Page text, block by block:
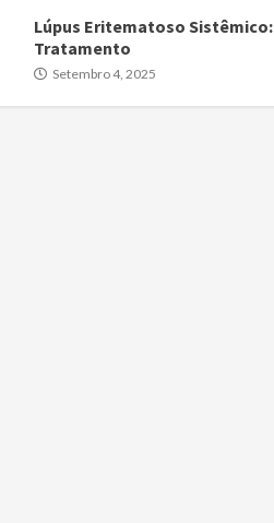
Lúpus Eritematoso Sistêmico:
Tratamento
Setembro 4, 2025